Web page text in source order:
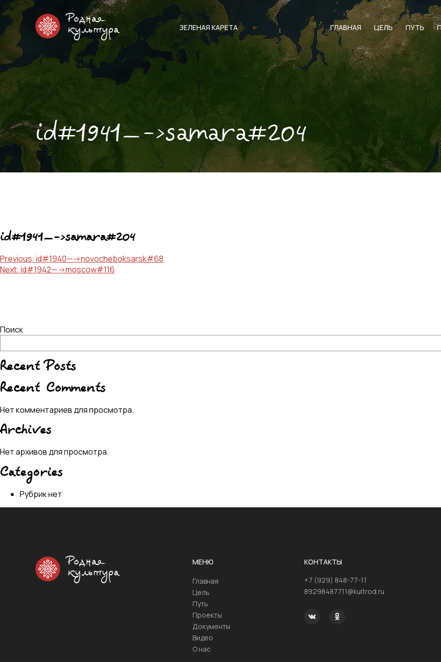
Родная
культура
ЗЕЛЕНАЯ КАРЕТА ГЛАВНАЯ ЦЕЛЬ ПУТЬ
id#1941—->samara#204
id#1941—->samara#204
Навигация
по
Previous: id#1940—->novocheboksarsk#68
Next: id#1942—->moscow#116
Поиск
Recent Posts
Recent Comments
Нет комментариев для просмотра.
Archives
Нет архивов для просмотра.
Categories
Рубрик нет
Родная
культура
МЕНЮ
Главная
Цель
Путь
Проекты
Документы
Видео
О нас
КОНТАКТЫ
+7 (929) 848-77-11
89298487711@kultrod.ru